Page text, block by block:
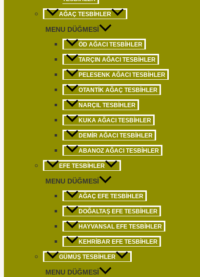
AĞAÇ TESBIHLER
MENU DÜĞMESI
ÖD AĞACI TESBIHLER
TARÇIN AĞACI TESBIHLER
PELESENK AĞACI TESBIHLER
OTANTIK AĞAÇ TESBIHLER
NARÇIL TESBIHLER
KUKA AĞACI TESBIHLER
DEMIR AĞACI TESBIHLER
ABANOZ AĞACI TESBIHLER
EFE TESBIHLER
MENU DÜĞMESI
AĞAÇ EFE TESBIHLER
DOĞALTAŞ EFE TESBIHLER
HAYVANSAL EFE TESBIHLER
KEHRIBAR EFE TESBIHLER
GÜMÜŞ TESBIHLER
MENU DÜĞMESI